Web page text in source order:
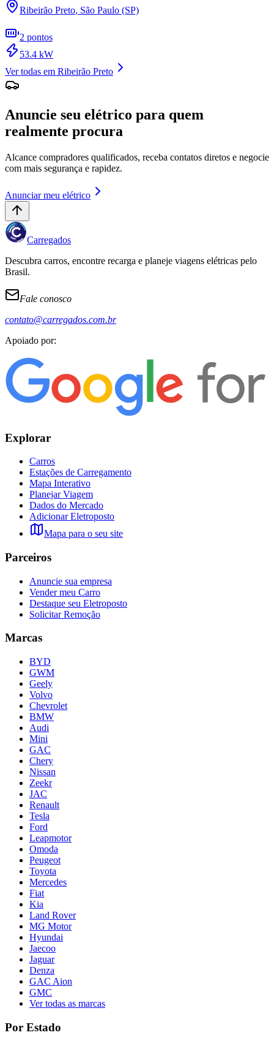
Ribeirão Preto, São Paulo (SP)
2 pontos
53.4 kW
Ver todas em Ribeirão Preto
Anuncie seu elétrico para quem
realmente procura
Alcance compradores qualificados, receba contatos diretos e negocie
com mais segurança e rapidez.
Anunciar meu elétrico
Carregados
Descubra carros, encontre recarga e planeje viagens elétricas pelo
Brasil.
Fale conosco
contato@carregados.com.br
Apoiado por:
Explorar
Carros
Estações de Carregamento
Mapa Interativo
Planejar Viagem
Dados do Mercado
Adicionar Eletroposto
Mapa para o seu site
Parceiros
Anuncie sua empresa
Vender meu Carro
Destaque seu Eletroposto
Solicitar Remoção
Marcas
BYD
GWM
Geely
Volvo
Chevrolet
BMW
Audi
Mini
GAC
Chery
Nissan
Zeekr
JAC
Renault
Tesla
Ford
Leapmotor
Omoda
Peugeot
Toyota
Mercedes
Fiat
Kia
Land Rover
MG Motor
Hyundai
Jaecoo
Jaguar
Denza
GAC Aion
GMC
Ver todas as marcas
Por Estado